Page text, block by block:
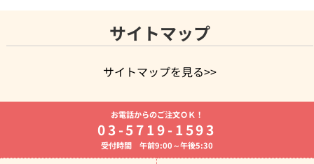
サイトマップ
サイトマップを見る>>
よく贈られる花
お祝いの花特集
誕生日フラワーギフト特集
8月の誕生花(トルコキキョウ)
開店・開業祝い
お供え・お悔やみ お供え・お悔やみの花
通夜・葬儀に贈る花 胡蝶蘭・花鉢
お電話からのご注文ＯＫ！
03-5719-1593
受付時間 午前9:00～午後5:30